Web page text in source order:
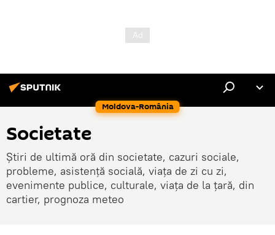
Moldova-România
Societate
Știri de ultimă oră din societate, cazuri sociale,
probleme, asistență socială, viața de zi cu zi,
evenimente publice, culturale, viața de la țară, din
cartier, prognoza meteo